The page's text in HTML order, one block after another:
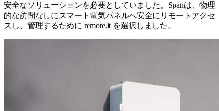
安全なソリューションを必要としていました。Spanは、物理
的な訪問なしにスマート電気パネルへ安全にリモートアクセ
スし、管理するために remote.it を選択しました。